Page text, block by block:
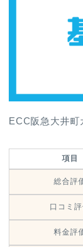
ECC阪急大井町
項目
総合評
口コミ評
料金評